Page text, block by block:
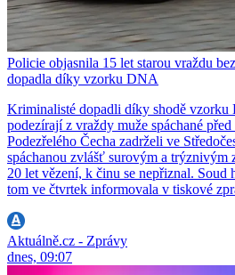
Policie objasnila 15 let starou vraždu
dopadla díky vzorku DNA
Kriminalisté dopadli díky shodě vzorku
podezírají z vraždy muže spáchané
Podezřelého Čecha zadrželi ve
spáchanou zvlášť surovým a trýznivým
20 let vězení, k činu se nepřiznal. Soud
tom ve čtvrtek informovala v tiskové
Aktuálně.cz - Zprávy
dnes, 09:07